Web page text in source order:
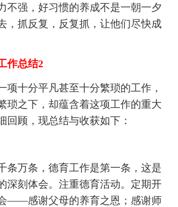
不强，好习惯的养成不是一朝一夕
，抓反复，反复抓，让他们尽快成
总结2
项十分平凡甚至十分繁琐的工作，
琐之下，却蕴含着这项工作的重大
回顾，现总结与收获如下：
条万条，德育工作是第一条，这是
深刻体会。注重德育活动。定期开
——感谢父母的养育之恩；感谢师